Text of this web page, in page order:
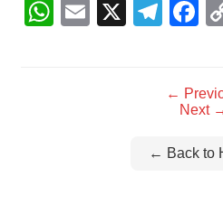
WhatsApp
Email
X
←
Next
← Back to